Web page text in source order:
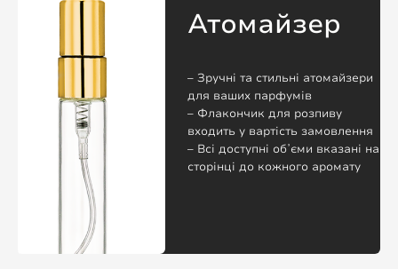
Атомайзер
– Зручні та стильні атомайзери
для ваших парфумів
– Флакончик для розпиву
входить у вартість замовлення
– Всі доступні обʼєми вказані на
сторінці до кожного аромату